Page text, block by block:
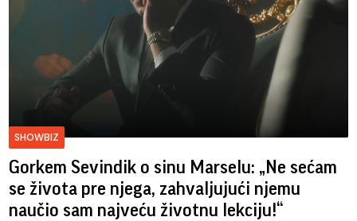
SHOWBIZ
Gorkem Sevindik o sinu Marselu: „Ne sećam
se života pre njega, zahvaljujući njemu
naučio sam najveću životnu lekciju!“